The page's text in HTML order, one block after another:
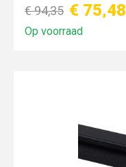
€ 94,35 € 75,48
Op voorraad